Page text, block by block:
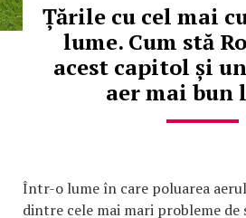
Țările cu cel mai
lume. Cum stă
acest capitol și
aer mai bun
Într-o lume în care poluarea
dintre cele mai mari probleme de